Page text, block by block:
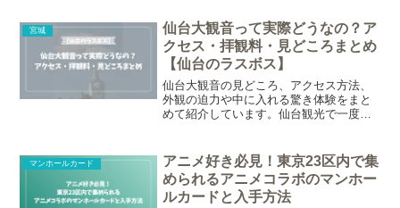
宮城
仙台大観音って実際どうなの？ア
クセス・拝観料・見どころまとめ
【仙台のラスボス】
仙台大観音の見どころ、アクセス方法、
外観の迫力や中に入れる驚き体験をまと
めて紹介しています。仙台観光で一度は
マンホールカード
アニメ好き必見！東京23区内で集
められるアニメコラボのマンホー
ルカードと入手方法